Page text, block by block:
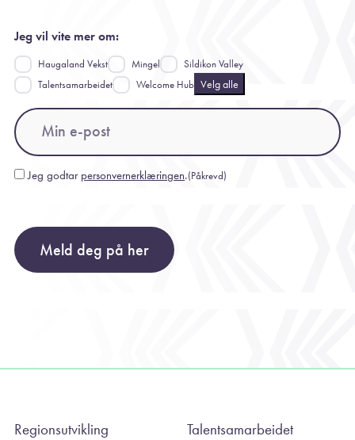
Jeg vil vite mer om:
Haugaland Vekst Mingel
Sildikon Valley
Talentsamarbeidet
Welcome Hub Velg alle
Email
Consent(Påkrevd)
Jeg godtar personvernerklæringen.(Påkrevd)
Meld deg på her
Regionsutvikling Talentsamarbeidet